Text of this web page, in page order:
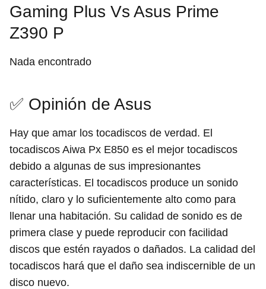
Gaming Plus Vs Asus Prime
Z390 P
Nada encontrado
✅ Opinión de Asus
Hay que amar los tocadiscos de verdad. El
tocadiscos Aiwa Px E850 es el mejor tocadiscos
debido a algunas de sus impresionantes
características. El tocadiscos produce un sonido
nítido, claro y lo suficientemente alto como para
llenar una habitación. Su calidad de sonido es de
primera clase y puede reproducir con facilidad
discos que estén rayados o dañados. La calidad del
tocadiscos hará que el daño sea indiscernible de un
disco nuevo.